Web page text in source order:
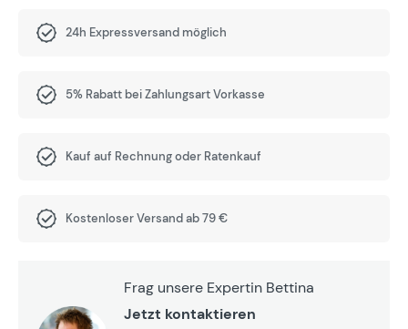
24h Expressversand möglich
5% Rabatt bei Zahlungsart Vorkasse
Kauf auf Rechnung oder Ratenkauf
Kostenloser Versand ab 79 €
Frag unsere Expertin Bettina
Jetzt kontaktieren